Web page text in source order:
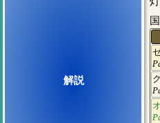
解説